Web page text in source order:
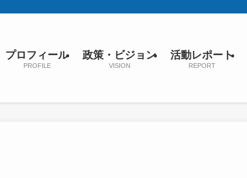
プロフィール
PROFILE
政策・ビジョン
VISION
活動レポート
REPORT